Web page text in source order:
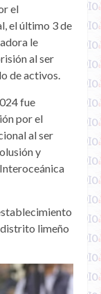
el
el último 3 de
le
al ser
de activos.
fue
por el
al ser
y
limeño